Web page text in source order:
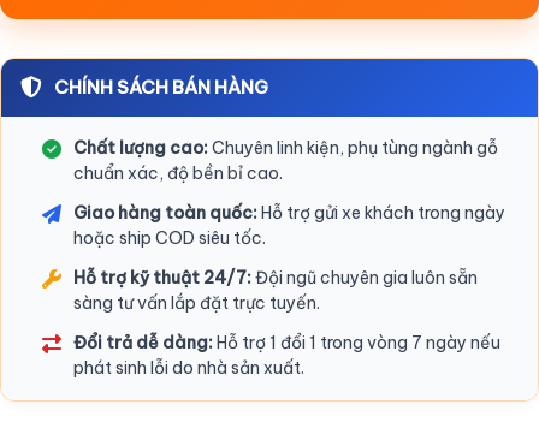
CHÍNH SÁCH BÁN HÀNG
Chất lượng cao:Chuyên linh kiện, phụ tùng ngành gỗ
chuẩn xác, độ bền bỉ cao.
Giao hàng toàn quốc:Hỗ trợ gửi xe khách trong ngày
hoặc ship COD siêu tốc.
Hỗ trợ kỹ thuật 24/7:Đội ngũ chuyên gia luôn sẵn
sàng tư vấn lắp đặt trực tuyến.
Đổi trả dễ dàng:Hỗ trợ 1 đổi 1 trong vòng 7 ngày nếu
phát sinh lỗi do nhà sản xuất.